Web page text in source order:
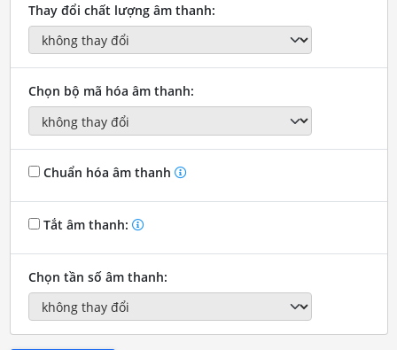
Thay đổi chất lượng âm thanh:
Chọn bộ mã hóa âm thanh:
Chuẩn hóa âm thanh
Tắt âm thanh:
Chọn tần số âm thanh: